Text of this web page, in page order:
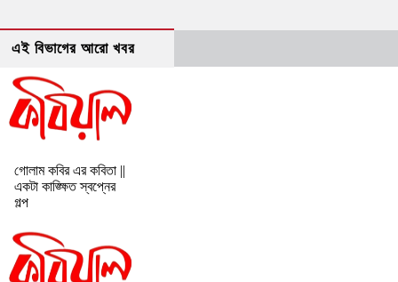
এই বিভাগের আরো খবর
গোলাম কবির এর কবিতা ||
একটা কাঙ্ক্ষিত স্বপ্নের
গল্প